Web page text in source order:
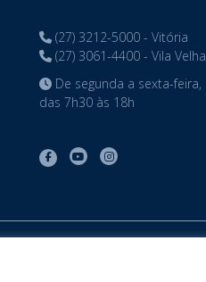
(27) 3212-5000 - Vitória
(27) 3061-4400 - Vila Velha
De segunda a sexta-feira,
das 7h30 às 18h